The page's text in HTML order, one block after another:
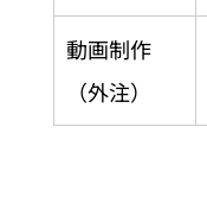
動画制作
（外注）